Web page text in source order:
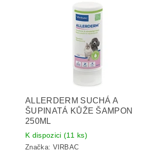
ALLERDERM SUCHÁ A
ŠUPINATÁ KŮŽE ŠAMPON
250ML
K dispozici (11 ks)
Značka: VIRBAC